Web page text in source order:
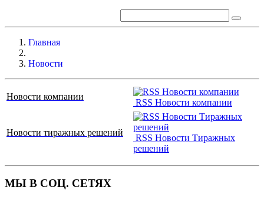
Главная
Новости
Новости компании
RSS Новости компании
Новости тиражных решений
RSS Новости Тиражных
решений
МЫ В СОЦ. СЕТЯХ